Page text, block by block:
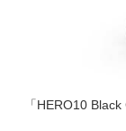
「HERO10